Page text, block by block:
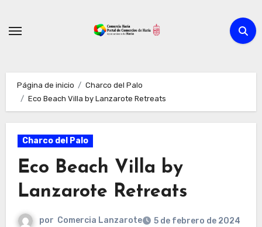
Página de inicio
Charco del Palo
Eco Beach Villa by Lanzarote Retreats
Charco del Palo
Eco Beach Villa by
Lanzarote Retreats
por Comercia Lanzarote
5 de febrero de 2024